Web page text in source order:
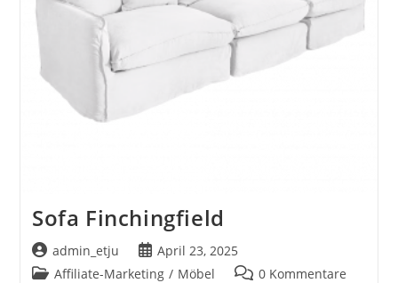
Sofa Finchingfield
Beitrags-
Autor:
admin_etju
Beitrag
veröffentlicht:
April 23, 2025
Beitrags-
Affiliate-Marketing / Möbel
Beitrags-
0 Kommentare